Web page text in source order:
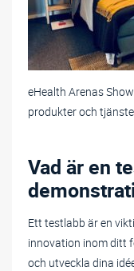
eHealth Arenas
produkter och
Vad är en
Ett testlabb är en
innovation inom ditt
och utveckla dina